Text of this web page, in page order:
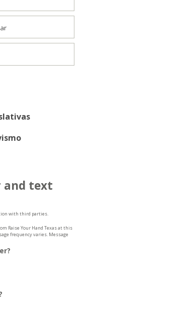
and text
with third parties.
Raise Your Hand Texas at this
frequency varies. Message